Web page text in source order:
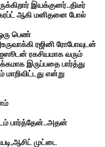
இயக்குனர்..திடீர்
கரப்ட் ஆகி மனிதனை போல்
ஒரு பெண்
ரஜினி ரோபோவுடன்
ஐஸூடன் ரகசியமாக வரும்
இருப்பதை பார்த்து
என்று
பார்த்தேன்..அதன்
முட்டை